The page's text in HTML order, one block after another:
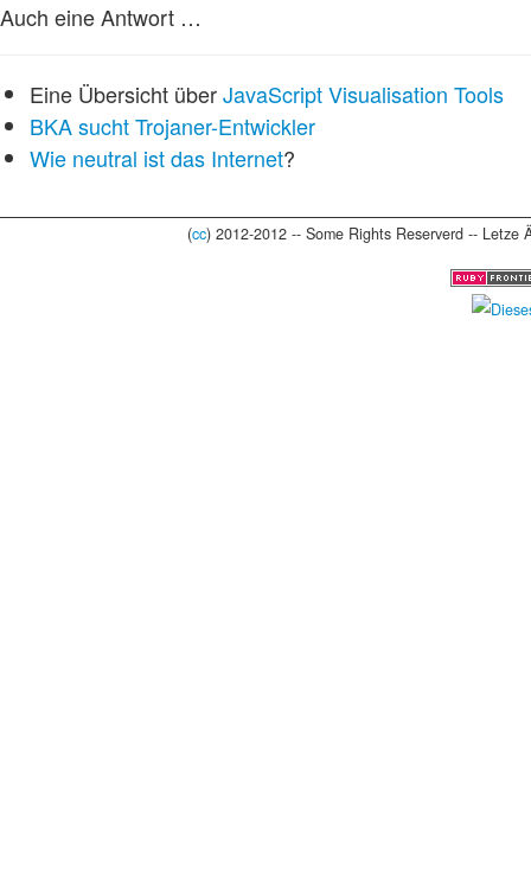
Auch eine Antwort …
Eine Übersicht überJavaScript Visualisation Tools
BKA sucht Trojaner-Entwickler
Wie neutral ist das Internet?
(cc) 2012-2012 -- Some Rights Reserverd --